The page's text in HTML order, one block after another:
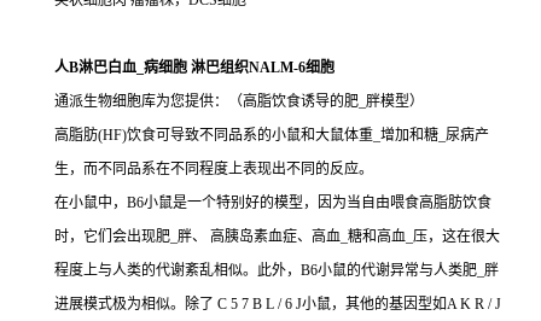
人B淋巴白血_病细胞 淋巴组织NALM-6细胞
通派生物细胞库为您提供：（高脂饮食诱导的肥_胖模型）
高脂肪(HF)饮食可导致不同品系的小鼠和大鼠体重_增加和糖_尿病产
生，而不同品系在不同程度上表现出不同的反应。
在小鼠中，B6小鼠是一个特别好的模型，因为当自由喂食高脂肪饮食
时，它们会出现肥_胖、 高胰岛素血症、高血_糖和高血_压，这在很大
程度上与人类的代谢紊乱相似。此外，B6小鼠的代谢异常与人类肥_胖
进展模式极为相似。除了 C 5 7 B L / 6 J小鼠，其他的基因型如A K R / J